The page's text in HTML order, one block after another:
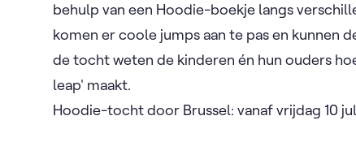
behulp van een Hoodie-boekje langs
komen er coole jumps aan te pas en kunnen
de tocht weten de kinderen én hun ouders
leap' maakt.
Hoodie-tocht door Brussel: vanaf vrijdag 10